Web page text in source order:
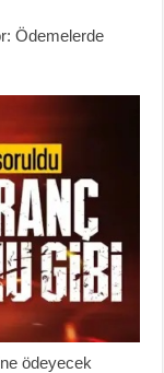
Ödemelerde
ödeyecek